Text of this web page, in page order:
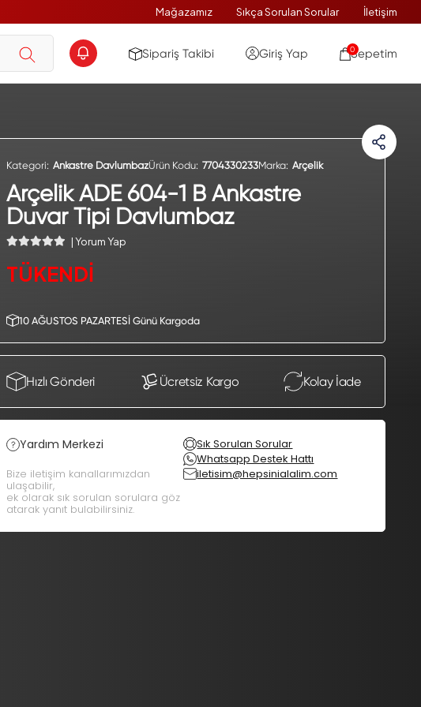
Mağazamız Sıkça Sorulan Sorular İletişim
Sipariş Takibi Giriş Yap 0
Sepetim
Kategori: Ankastre DavlumbazÜrün Kodu: 7704330233Marka: Arçelik
Arçelik ADE 604-1 B Ankastre
Duvar Tipi Davlumbaz
| Yorum Yap
TÜKENDİ
10 AĞUSTOS PAZARTESİ Günü Kargoda
Hızlı Gönderi Ücretsiz Kargo Kolay İade
Yardım Merkezi
Bize iletişim kanallarımızdan
ulaşabilir,
ek olarak sık sorulan sorulara göz
atarak yanıt bulabilirsiniz.
Sık Sorulan Sorular
Whatsapp Destek Hattı
iletisim@hepsinialalim.com